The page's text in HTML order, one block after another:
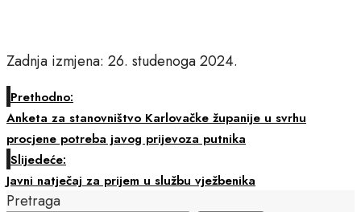
Zadnja izmjena: 26. studenoga 2024.
Prethodno:
Anketa za stanovništvo Karlovačke županije u svrhu
procjene potreba javog prijevoza putnika
Slijedeće:
Javni natječaj za prijem u službu vježbenika
Pretraga